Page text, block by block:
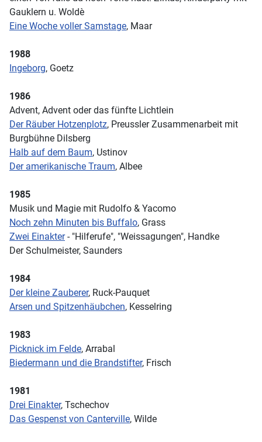
Gauklern u. Woldè
Eine Woche voller Samstage, Maar
1988
Ingeborg, Goetz
1986
Advent, Advent oder das fünfte Lichtlein
Der Räuber Hotzenplotz, Preussler Zusammenarbeit mit
Burgbühne Dilsberg
Halb auf dem Baum, Ustinov
Der amerikanische Traum, Albee
1985
Musik und Magie mit Rudolfo & Yacomo
Noch zehn Minuten bis Buffalo, Grass
Zwei Einakter- "Hilferufe", "Weissagungen", Handke
Der Schulmeister, Saunders
1984
Der kleine Zauberer, Ruck-Pauquet
Arsen und Spitzenhäubchen, Kesselring
1983
Picknick im Felde, Arrabal
Biedermann und die Brandstifter, Frisch
1981
Drei Einakter, Tschechov
Das Gespenst von Canterville, Wilde